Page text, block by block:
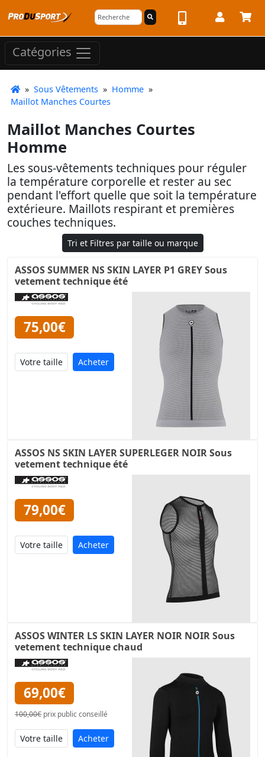
Catégories
» Sous Vêtements » Homme »
Maillot Manches Courtes
Maillot Manches Courtes
Homme
Les sous-vêtements techniques pour réguler
la température corporelle et rester au sec
pendant l'effort quelle que soit la température
extérieure. Maillots respirant et premières
couches techniques.
Tri et Filtres par taille ou marque
ASSOS SUMMER NS SKIN LAYER P1 GREY Sous
vetement technique été
75,00€
Acheter
ASSOS NS SKIN LAYER SUPERLEGER NOIR Sous
vetement technique été
79,00€
Acheter
ASSOS WINTER LS SKIN LAYER NOIR NOIR Sous
vetement technique chaud
69,00€
100,00€ prix public conseillé
Acheter